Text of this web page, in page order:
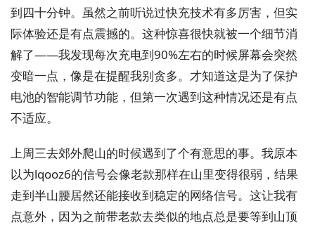
到四十分钟。虽然之前听说过快充技术有多厉害，但实
际体验还是有点震撼的。这种惊喜很快就被一个细节消
解了——我发现每次充电到90%左右的时候屏幕会突然
变暗一点，像是在提醒我别贪多。才知道这是为了保护
电池的智能调节功能，但第一次遇到这种情况还是有点
不适应。
上周三去郊外爬山的时候遇到了个有意思的事。我原本
以为lqooz6的信号会像老款那样在山里变得很弱，结果
走到半山腰居然还能接收到稳定的网络信号。这让我有
点意外，因为之前带老款去类似的地点总是要等到山顶